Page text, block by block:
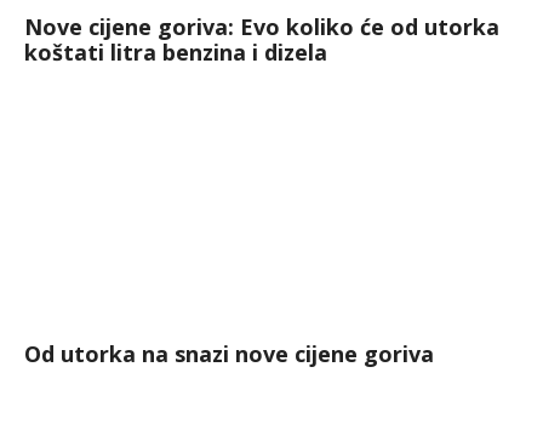
Nove cijene goriva: Evo koliko će od utorka
koštati litra benzina i dizela
Od utorka na snazi nove cijene goriva